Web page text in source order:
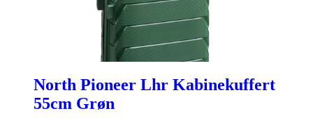
North Pioneer Lhr Kabinekuffert
55cm Grøn